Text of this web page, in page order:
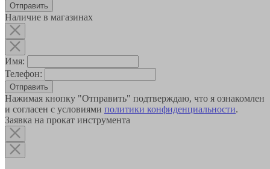
Наличие в магазинах
Имя:
Телефон:
Отправить
Нажимая кнопку "Отправить" подтверждаю, что я ознакомлен
и согласен с условиями политики конфиденциальности.
Заявка на прокат инструмента